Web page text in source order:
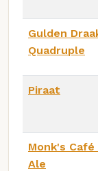
Gulden
Quadruple
Piraat
Monk's
Ale